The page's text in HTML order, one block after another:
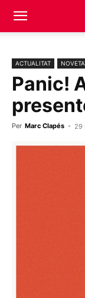
ACTUALITAT
Panic!
Per Marc Clapés - 29